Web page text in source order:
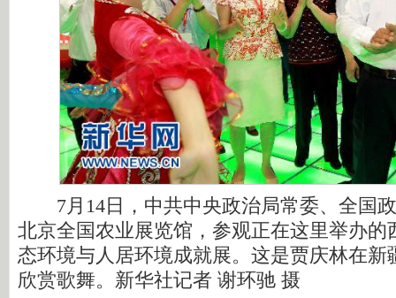
7月14日，中共中央政治局常委、全国
北京全国农业展览馆，参观正在这里举办的
态环境与人居环境成就展。这是贾庆林在新
欣赏歌舞。新华社记者 谢环驰 摄